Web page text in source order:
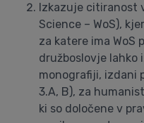
Izkazuje citiranost
Science – WoS),
za katere ima WoS
družboslovje
monografiji, izdani
3.A, B), za
ki so določene v